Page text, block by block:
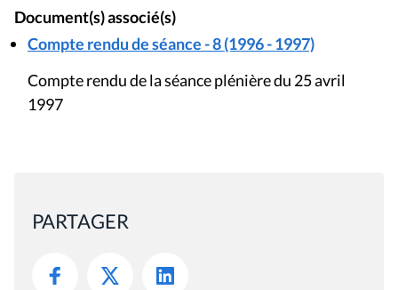
Document(s) associé(s)
Compte rendu de séance - 8 (1996 - 1997)
Compte rendu de la séance plénière du 25 avril
1997
PARTAGER